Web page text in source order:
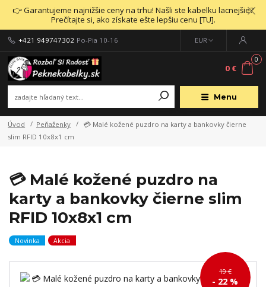
👉 Garantujeme najnižšie ceny na trhu! Našli ste kabelku lacnejšie?
Prečítajte si, ako získate ešte lepšiu cenu [TU].
Menu
EUR
+421 949747302 Po-Pia 10-16
0
0 €
Úvod Peňaženky
💳 Malé kožené puzdro na karty a bankovky čierne
slim RFID 10x8x1 cm
💳 Malé kožené puzdro na
karty a bankovky čierne slim
RFID 10x8x1 cm
Novinka Akcia
19 €
- 22 %